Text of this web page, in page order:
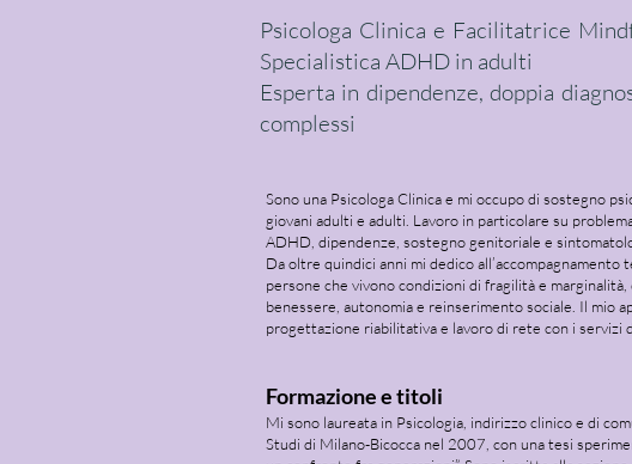
Psicologa Clinica e Facilitatrice
Specialistica ADHD in adulti
Esperta in dipendenze, doppia
complessi
Sono una Psicologa Clinica e mi occupo di sostegno
giovani adulti e adulti. Lavoro in particolare su
ADHD, dipendenze, sostegno genitoriale e
Da oltre quindici anni mi dedico
persone che vivono condizioni di fragilità e
benessere, autonomia e reinserimento sociale. Il mio
progettazione riabilitativa e lavoro di rete con i servizi
Formazione e titoli
Mi sono laureata in Psicologia, indirizzo clinico e di
Studi di Milano-Bicocca nel 2007, con una tesi